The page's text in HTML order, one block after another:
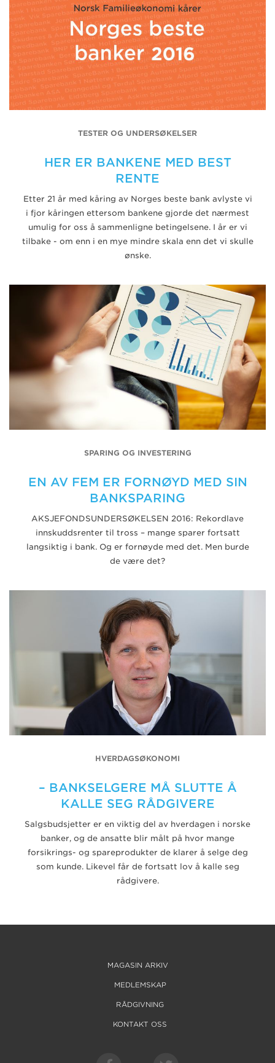
TESTER OG UNDERSØKELSER
HER ER BANKENE MED BEST
RENTE
Etter 21 år med kåring av Norges beste bank avlyste vi
i fjor kåringen ettersom bankene gjorde det nærmest
umulig for oss å sammenligne betingelsene. I år er vi
tilbake - om enn i en mye mindre skala enn det vi skulle
ønske.
SPARING OG INVESTERING
EN AV FEM ER FORNØYD MED SIN
BANKSPARING
AKSJEFONDSUNDERSØKELSEN 2016: Rekordlave
innskuddsrenter til tross – mange sparer fortsatt
langsiktig i bank. Og er fornøyde med det. Men burde
de være det?
HVERDAGSØKONOMI
– BANKSELGERE MÅ SLUTTE Å
KALLE SEG RÅDGIVERE
Salgsbudsjetter er en viktig del av hverdagen i norske
banker, og de ansatte blir målt på hvor mange
forsikrings- og spareprodukter de klarer å selge deg
som kunde. Likevel får de fortsatt lov å kalle seg
rådgivere.
MAGASIN ARKIV
MEDLEMSKAP
RÅDGIVNING
KONTAKT OSS